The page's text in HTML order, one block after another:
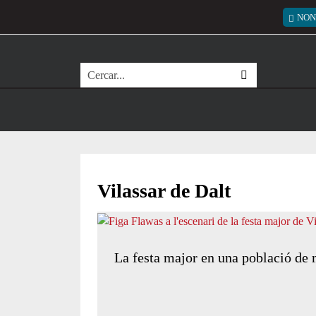
Cerca
Vilassar de Dalt
La festa major en una població de